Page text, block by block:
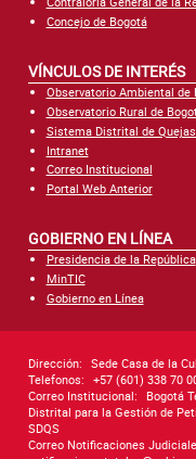
Concejo de Bogotá
VÍNCULOS DE INTERÉS
Observatorio Ambiental de
Observatorio Rural de
Sistema Distrital de
Intranet
Correo Institucional
Portal Web Anterior
GOBIERNO EN LÍNEA
Presidencia de la República
MinTIC
Gobierno en Línea
Dirección: Sede Casa de la
Telefonos: +57 (601) 338 70
Correo Institucional:
Bogotá
Distrital para la Gestión de
SDQS
Correo Notificaciones